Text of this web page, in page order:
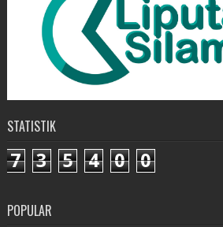
STATISTIK
7 3 5 4 0 0
POPULAR